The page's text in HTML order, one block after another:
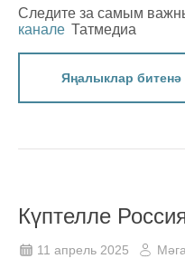
Следите за самым
канале Татмедиа
Яңалыклар битенә
Күптелле
11 апрель 2025